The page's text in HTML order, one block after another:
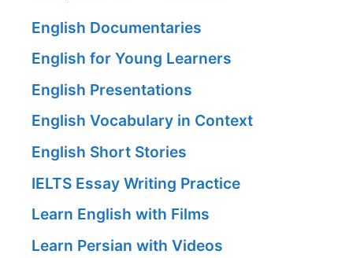
English Documentaries
English for Young Learners
English Presentations
English Vocabulary in Context
English Short Stories
IELTS Essay Writing Practice
Learn English with Films
Learn Persian with Videos